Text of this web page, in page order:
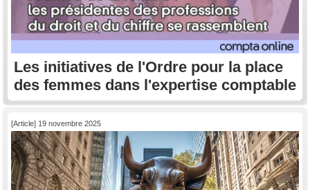
Les initiatives de l'Ordre pour la place
des femmes dans l'expertise comptable
[Article] 19 novembre 2025